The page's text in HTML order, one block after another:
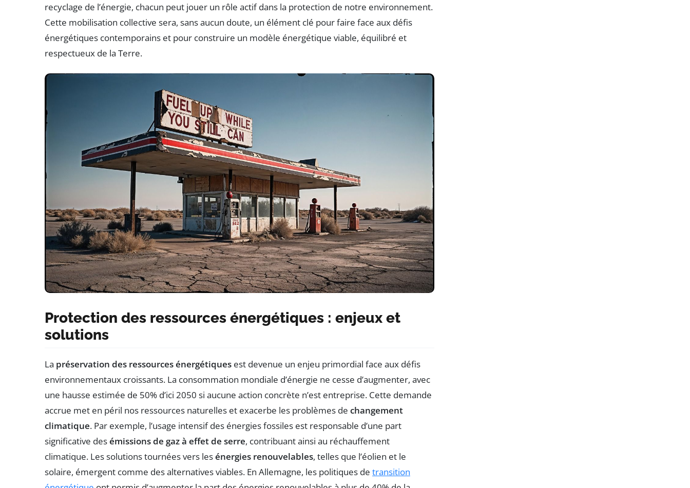
recyclage de l’énergie, chacun peut jouer un rôle actif dans la protection de notre environnement.
Cette mobilisation collective sera, sans aucun doute, un élément clé pour faire face aux défis
énergétiques contemporains et pour construire un modèle énergétique viable, équilibré et
respectueux de la Terre.
Protection des ressources énergétiques : enjeux et
solutions
La préservation des ressources énergétiques est devenue un enjeu primordial face aux défis
environnementaux croissants. La consommation mondiale d’énergie ne cesse d’augmenter, avec
une hausse estimée de 50% d’ici 2050 si aucune action concrète n’est entreprise. Cette demande
accrue met en péril nos ressources naturelles et exacerbe les problèmes de changement
climatique. Par exemple, l’usage intensif des énergies fossiles est responsable d’une part
significative desémissions de gaz à effet de serre, contribuant ainsi au réchauffement
climatique. Les solutions tournées vers lesénergies renouvelables, telles que l’éolien et le
solaire, émergent comme des alternatives viables. En Allemagne, les politiques de transition